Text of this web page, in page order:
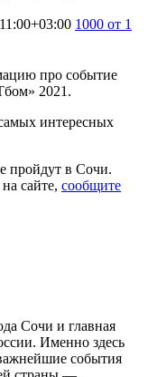
1000 от 1
про событие
2021.
интересных
пройдут в Сочи.
сайте, сообщите
Сочи и главная
Именно здесь
события